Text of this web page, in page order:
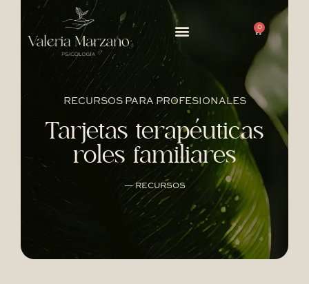
0
RECURSOS PARA PROFESIONALES
Tarjetas terapéuticas
roles familiares
— RECURSOS